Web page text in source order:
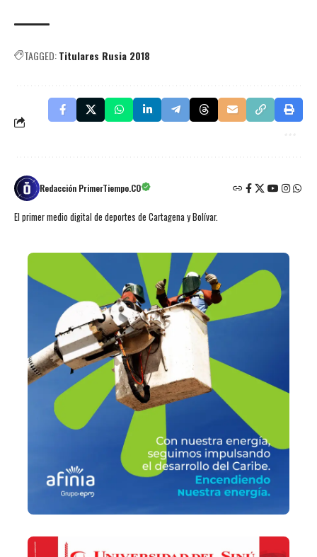
TAGGED:Titulares Rusia 2018
Redacción PrimerTiempo.CO
El primer medio digital de deportes de Cartagena y Bolívar.